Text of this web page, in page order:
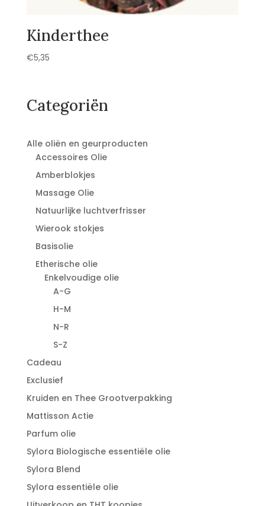
Kinderthee
€5,35
Categoriën
Alle oliën en geurproducten
Accessoires Olie
Amberblokjes
Massage Olie
Natuurlijke luchtverfrisser
Wierook stokjes
Basisolie
Etherische olie
Enkelvoudige olie
A-G
H-M
N-R
S-Z
Cadeau
Exclusief
Kruiden en Thee Grootverpakking
Mattisson Actie
Parfum olie
Sylora Biologische essentiële olie
Sylora Blend
Sylora essentiële olie